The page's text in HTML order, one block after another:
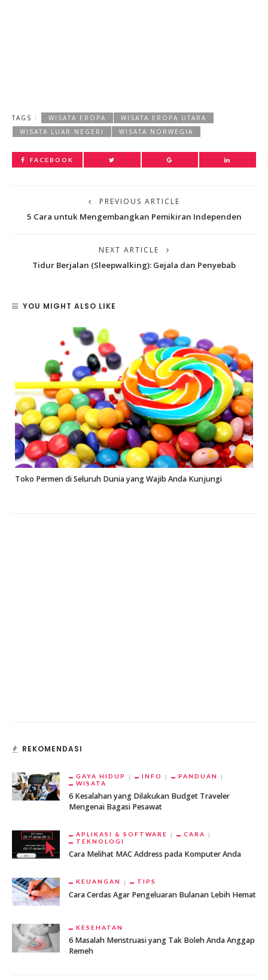
TAGS : WISATA EROPA
WISATA EROPA UTARA
WISATA LUAR NEGERI
WISATA NORWEGIA
FACEBOOK
PREVIOUS ARTICLE
5 Cara untuk Mengembangkan Pemikiran Independen
NEXT ARTICLE
Tidur Berjalan (Sleepwalking): Gejala dan Penyebab
YOU MIGHT ALSO LIKE
Toko Permen di Seluruh Dunia yang Wajib Anda Kunjungi
REKOMENDASI
GAYA HIDUP INFO
PANDUAN
WISATA
6 Kesalahan yang Dilakukan Budget Traveler
Mengenai Bagasi Pesawat
APLIKASI & SOFTWARE
CARA
TEKNOLOGI
Cara Melihat MAC Address pada Komputer Anda
KEUANGAN TIPS
Cara Cerdas Agar Pengeluaran Bulanan Lebih Hemat
KESEHATAN
6 Masalah Menstruasi yang Tak Boleh Anda Anggap
Remeh